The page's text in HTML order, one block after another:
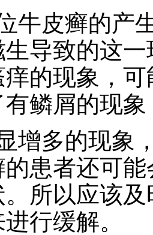
牛皮癣的产
导致的这
的现象，
鳞屑的现
增多的现象
患者还可
所以应该
行缓解。